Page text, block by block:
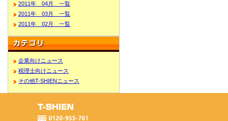
2011年 04月 一覧
2011年 03月 一覧
2011年 02月 一覧
企業向けニュース
税理士向けニュース
その他T-SHIENニュース